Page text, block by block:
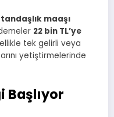
maaşı
22 bin TL’ye
tek gelirli veya
yetiştirmelerinde
Başlıyor